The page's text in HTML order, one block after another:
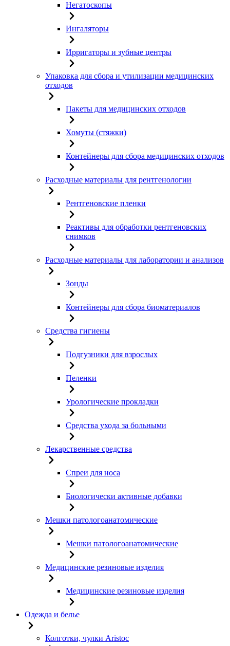
Негатоскопы
Ингаляторы
Ирригаторы и зубные центры
Упаковка для сбора и утилизации медицинских
отходов
Пакеты для медицинских отходов
Хомуты (стяжки)
Контейнеры для сбора медицинских отходов
Расходные материалы для рентгенологии
Рентгеновские пленки
Реактивы для обработки рентгеновских
снимков
Расходные материалы для лаборатории и анализов
Зонды
Контейнеры для сбора биоматериалов
Средства гигиены
Подгузники для взрослых
Пеленки
Урологические прокладки
Средства ухода за больными
Лекарственные средства
Спреи для носа
Биологически активные добавки
Мешки патологоанатомические
Мешки патологоанатомические
Медицинские резиновые изделия
Медицинские резиновые изделия
Одежда и белье
Колготки, чулки Aristoc